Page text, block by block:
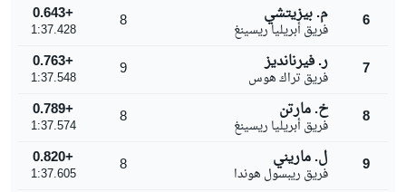
6 م. بيزيتشي
فريق أبريليا ريسينغ 8
+0.643
1:37.428
7 ر. فيرنانديز
فريق تراك هوس 9
+0.763
1:37.548
8 خ. مارتن
فريق أبريليا ريسينغ 8
+0.789
1:37.574
9 ل. ماريني
فريق ريبسول هوندا 8
+0.820
1:37.605